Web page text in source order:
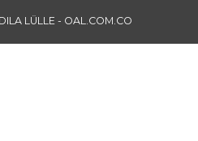
LÜLLE - OAL.COM.CO